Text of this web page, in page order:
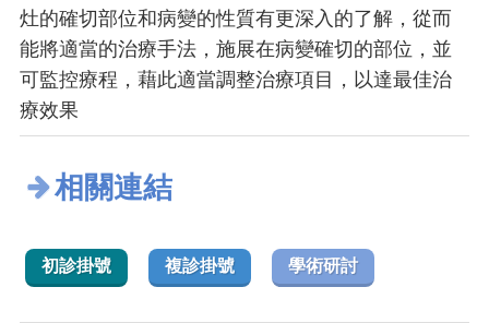
灶的確切部位和病變的性質有更深入的了解，從而
能將適當的治療手法，施展在病變確切的部位，並
可監控療程，藉此適當調整治療項目，以達最佳治
療效果
相關連結
初診掛號 複診掛號 學術研討